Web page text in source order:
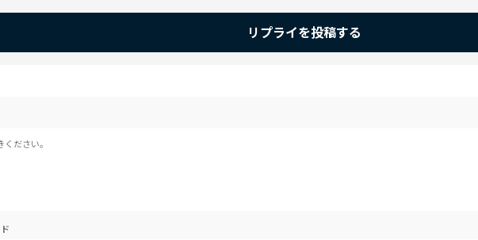
リプライを投稿する